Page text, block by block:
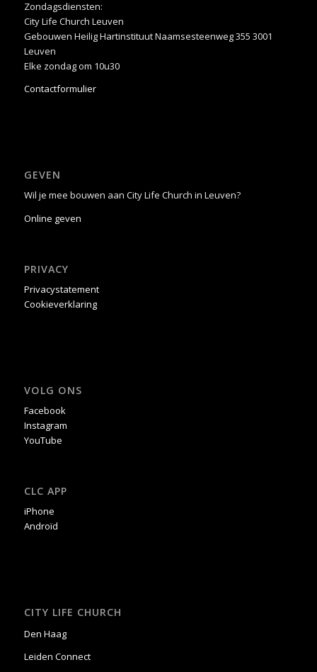
Zondagsdiensten:
City Life Church Leuven
Gebouwen Heilig Hartinstituut Naamsesteenweg 355 3001
Leuven
Elke zondag om 10u30
Contactformulier
GEVEN
Wil je mee bouwen aan City Life Church in Leuven?
Online geven
PRIVACY
Privacystatement
Cookieverklaring
VOLG ONS
Facebook
Instagram
YouTube
CLC APP
iPhone
Androïd
CITY LIFE CHURCH
Den Haag
Leiden Connect